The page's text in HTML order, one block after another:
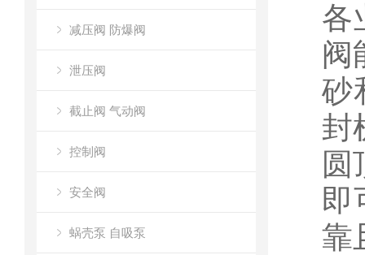
减压阀 防爆阀
泄压阀
截止阀 气动阀
控制阀
安全阀
蜗壳泵 自吸泵
各
阀
砂
封
圆
即
靠